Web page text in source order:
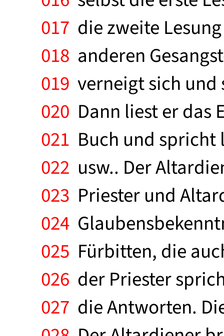
017 die zweite
018 anderen
019 verneigt sich
020 Dann liest er das
021 Buch und spricht
022 usw.. Der
023 Priester und
024
025 Fürbitten, die
026 der Priester
027 die Antworten.